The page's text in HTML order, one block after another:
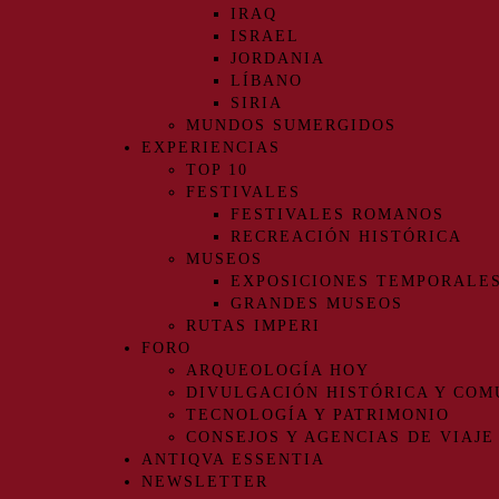
IRAQ
ISRAEL
JORDANIA
LÍBANO
SIRIA
MUNDOS SUMERGIDOS
EXPERIENCIAS
TOP 10
FESTIVALES
FESTIVALES ROMANOS
RECREACIÓN HISTÓRICA
MUSEOS
EXPOSICIONES TEMPORALES
GRANDES MUSEOS
RUTAS IMPERI
FORO
ARQUEOLOGÍA HOY
DIVULGACIÓN HISTÓRICA Y
TECNOLOGÍA Y PATRIMONIO
CONSEJOS Y AGENCIAS DE VIAJE
ANTIQVA ESSENTIA
NEWSLETTER